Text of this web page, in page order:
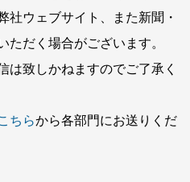
社ウェブサイト、また新聞・
ただく場合がございます。
致しかねますのでご了承く
ちらから各部門にお送りくだ